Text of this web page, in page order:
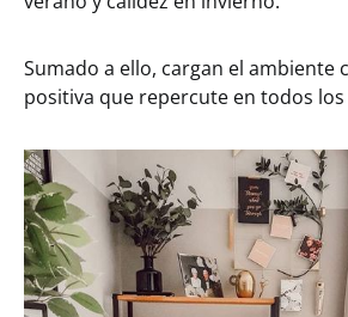
Sumado a ello, cargan el ambiente
positiva que repercute en todos